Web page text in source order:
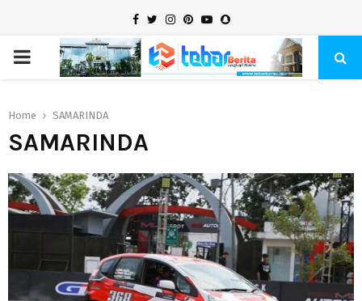
Facebook
TwitterInstagram
Pinterest
YoutubeSnapchat
PRIMARY
Home SAMARINDA
SAMARINDA